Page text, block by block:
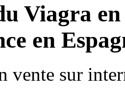
Viagra
en
vente sur